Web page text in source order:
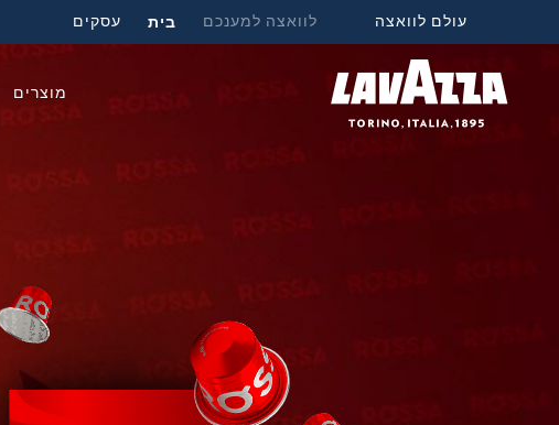
עולם לוואצה לוואצה למענכם בית עסקים
מוצרים